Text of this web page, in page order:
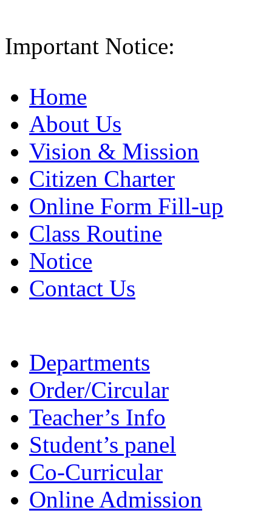
Important Notice:
Home
About Us
Vision & Mission
Citizen Charter
Online Form Fill-up
Class Routine
Notice
Contact Us
Departments
Order/Circular
Teacher’s Info
Student’s panel
Co-Curricular
Online Admission